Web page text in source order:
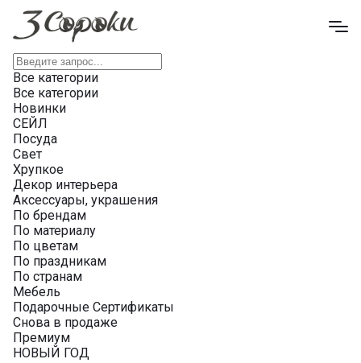
Все категории
Все категории
Новинки
СЕЙЛ
Посуда
Свет
Хрупкое
Декор интерьера
Аксессуары, украшения
По брендам
По материалу
По цветам
По праздникам
По странам
Мебель
Подарочные Сертификаты
Снова в продаже
Премиум
НОВЫЙ ГОД